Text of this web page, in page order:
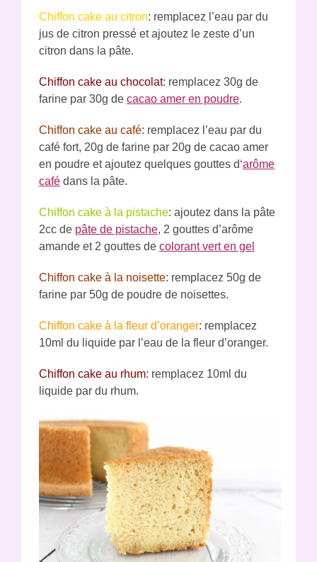
Chiffon cake au citron: remplacez l’eau par du
jus de citron pressé et ajoutez le zeste d’un
citron dans la pâte.
Chiffon cake au chocolat: remplacez 30g de
farine par 30g de cacao amer en poudre.
Chiffon cake au café: remplacez l’eau par du
café fort, 20g de farine par 20g de cacao amer
en poudre et ajoutez quelques gouttes d‘arôme
café dans la pâte.
Chiffon cake à la pistache: ajoutez dans la pâte
2cc de pâte de pistache, 2 gouttes d’arôme
amande et 2 gouttes de colorant vert en gel
Chiffon cake à la noisette: remplacez 50g de
farine par 50g de poudre de noisettes.
Chiffon cake à la fleur d’oranger: remplacez
10ml du liquide par l’eau de la fleur d’oranger.
Chiffon cake au rhum: remplacez 10ml du
liquide par du rhum.